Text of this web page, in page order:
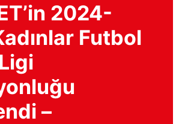
2024-
Futbol
–